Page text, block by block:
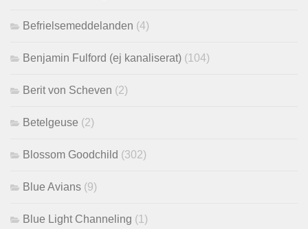
Befrielsemeddelanden (4)
Benjamin Fulford (ej kanaliserat) (104)
Berit von Scheven (2)
Betelgeuse (2)
Blossom Goodchild (302)
Blue Avians (9)
Blue Light Channeling (1)